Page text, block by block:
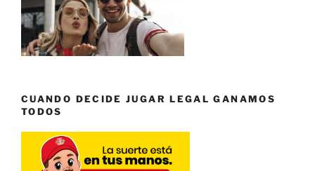
CUANDO DECIDE JUGAR LEGAL GANAMOS
TODOS